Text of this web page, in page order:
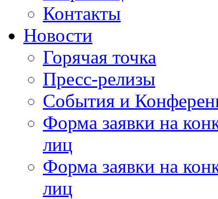
Контакты
Новости
Горячая точка
Пресс-релизы
События и
Форма заявки на
лиц
Форма заявки на
лиц